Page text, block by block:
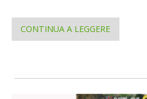
CONTINUA A LEGGERE